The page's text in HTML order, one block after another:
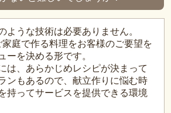
ような技術は必要ありません。
庭で作る料理をお客様のご要望を
ーを決める形です。
は、あらかじめレシピが決まって
ンもあるので、献立作りに悩む時
持ってサービスを提供できる環境